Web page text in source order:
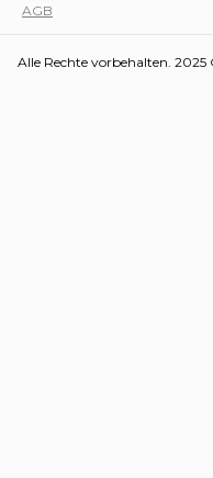
AGB
Alle Rechte vorbehalten.